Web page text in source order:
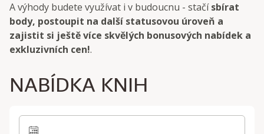
A výhody budete využívat i v budoucnu - stačísbírat
body, postoupit na další statusovou úroveň a
zajistit si ještě více skvělých bonusových nabídek a
exkluzivních cen!.
NABÍDKA KNIH